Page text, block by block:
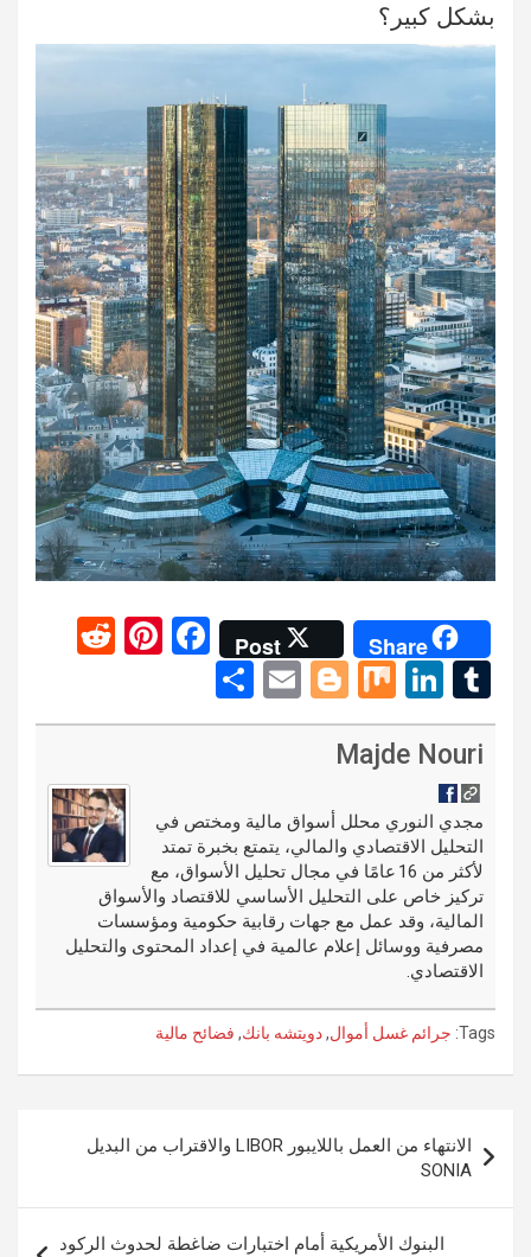
بشكل كبير؟
Share
Post
F
ce
o
k
Pi
er
t
d
t
T
u
m
bl
r
Li
n
ke
n
M
ix
Bl
o
er
E
m
h
Majde Nouri
مجدي النوري محلل أسواق مالية ومختص في
التحليل الاقتصادي والمالي، يتمتع بخبرة تمتد
لأكثر من 16 عامًا في مجال تحليل الأسواق، مع
تركيز خاص على التحليل الأساسي للاقتصاد والأسواق
المالية، وقد عمل مع جهات رقابية حكومية ومؤسسات
مصرفية ووسائل إعلام عالمية في إعداد المحتوى والتحليل
الاقتصادي.
Tags: جرائم غسل أموال,دويتشه بانك, فضائح مالية
المقالات
الانتهاء من العمل باللايبور LIBOR والاقتراب من البديل
SONIA
البنوك الأمريكية أمام اختبارات ضاغطة لحدوث الركود